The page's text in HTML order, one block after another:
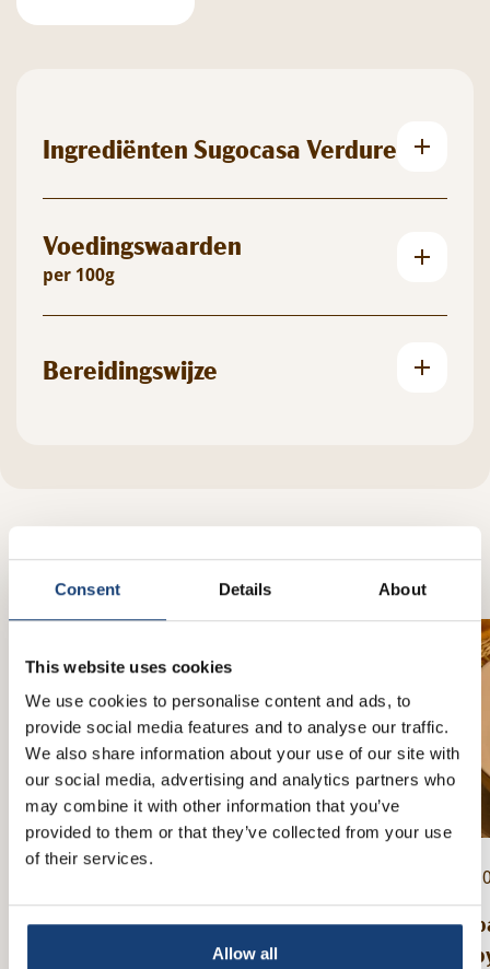
Consent Details About
This website uses cookies
We use cookies to personalise content and ads, to
provide social media features and to analyse our traffic.
We also share information about your use of our site with
our social media, advertising and analytics partners who
may combine it with other information that you’ve
provided to them or that they’ve collected from your use
of their services.
Allow all
Ingrediënten Sugocasa Verdure
Voedingswaarden
per 100g
Bereidingswijze
Sugocasa Verdure receptinspiratie
Lasagne met groenten